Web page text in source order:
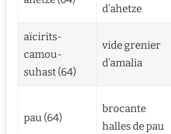
d’ahetze
aïcirits-
camou-
suhast (64)
vide grenier
d’amalia
pau (64)
brocante
halles de pau